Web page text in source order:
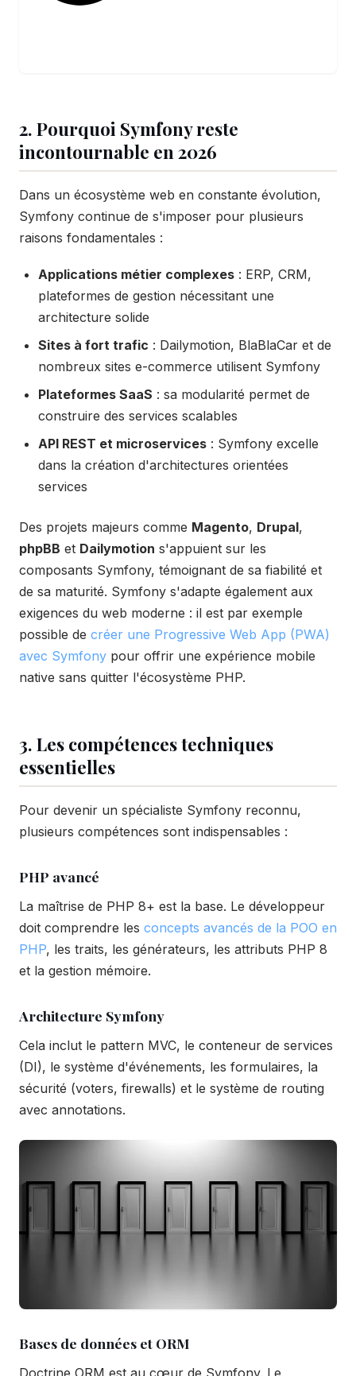
2. Pourquoi Symfony reste
incontournable en 2026
Dans un écosystème web en constante évolution,
Symfony continue de s'imposer pour plusieurs
raisons fondamentales :
Applications métier complexes : ERP, CRM,
plateformes de gestion nécessitant une
architecture solide
Sites à fort trafic : Dailymotion, BlaBlaCar et de
nombreux sites e-commerce utilisent Symfony
Plateformes SaaS : sa modularité permet de
construire des services scalables
API REST et microservices : Symfony excelle
dans la création d'architectures orientées
services
Des projets majeurs comme Magento, Drupal,
phpBB et Dailymotion s'appuient sur les
composants Symfony, témoignant de sa fiabilité et
de sa maturité. Symfony s'adapte également aux
exigences du web moderne : il est par exemple
possible de créer une Progressive Web App (PWA)
avec Symfony pour offrir une expérience mobile
native sans quitter l'écosystème PHP.
3. Les compétences techniques
essentielles
Pour devenir un spécialiste Symfony reconnu,
plusieurs compétences sont indispensables :
PHP avancé
La maîtrise de PHP 8+ est la base. Le développeur
doit comprendre les concepts avancés de la POO en
PHP, les traits, les générateurs, les attributs PHP 8
et la gestion mémoire.
Architecture Symfony
Cela inclut le pattern MVC, le conteneur de services
(DI), le système d'événements, les formulaires, la
sécurité (voters, firewalls) et le système de routing
avec annotations.
Bases de données et ORM
Doctrine ORM est au cœur de Symfony. Le